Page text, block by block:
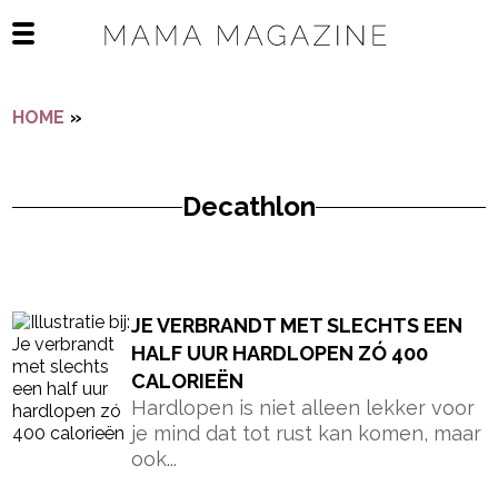
Open het mobiele menu
HOME »
Decathlon
JE VERBRANDT MET SLECHTS EEN
HALF UUR HARDLOPEN ZÓ 400
CALORIEËN
Hardlopen is niet alleen lekker voor
je mind dat tot rust kan komen, maar
ook...